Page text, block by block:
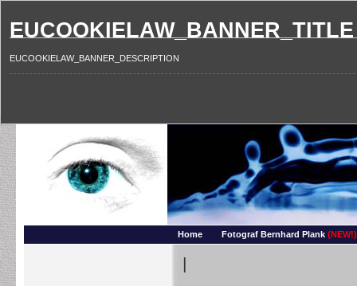
EUCOOKIELAW_BANNER_TITLE
EUCOOKIELAW_BANNER_DESCRIPTION
Home Fotograf Bernhard Plank (NEW!)
|